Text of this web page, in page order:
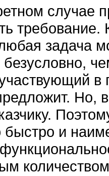
случае
задача
участвующий
Но,
быстро и